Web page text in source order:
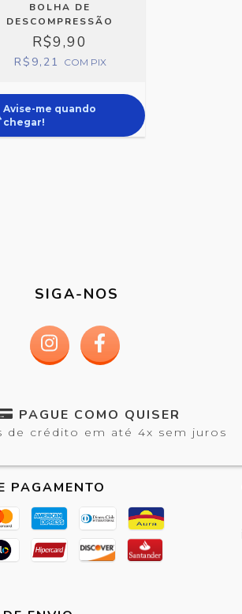
BOLHA DE
DESCOMPRESSÃO
R$9,90
R$9,21 COM PIX
Avise-me quando
chegar!
SIGA-NOS
PAGUE COMO QUISER
de crédito em até 4x sem juros
PAGAMENTO